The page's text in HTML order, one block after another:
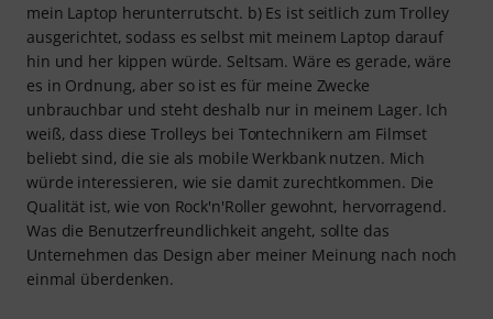
mein Laptop herunterrutscht. b) Es ist seitlich zum Trolley
ausgerichtet, sodass es selbst mit meinem Laptop darauf
hin und her kippen würde. Seltsam. Wäre es gerade, wäre
es in Ordnung, aber so ist es für meine Zwecke
unbrauchbar und steht deshalb nur in meinem Lager. Ich
weiß, dass diese Trolleys bei Tontechnikern am Filmset
beliebt sind, die sie als mobile Werkbank nutzen. Mich
würde interessieren, wie sie damit zurechtkommen. Die
Qualität ist, wie von Rock'n'Roller gewohnt, hervorragend.
Was die Benutzerfreundlichkeit angeht, sollte das
Unternehmen das Design aber meiner Meinung nach noch
einmal überdenken.